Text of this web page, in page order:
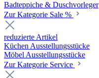
Badteppiche & Duschvorleger
Zur Kategorie Sale %
reduzierte Artikel
Küchen Ausstellungsstücke
Möbel Ausstellungsstücke
Zur Kategorie Service